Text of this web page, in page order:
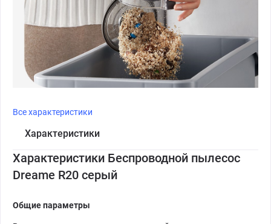
Все характеристики
Характеристики
Характеристики Беспроводной пылесос
Dreame R20 серый
Общие параметры